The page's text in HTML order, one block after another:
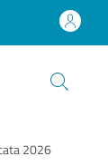
2026